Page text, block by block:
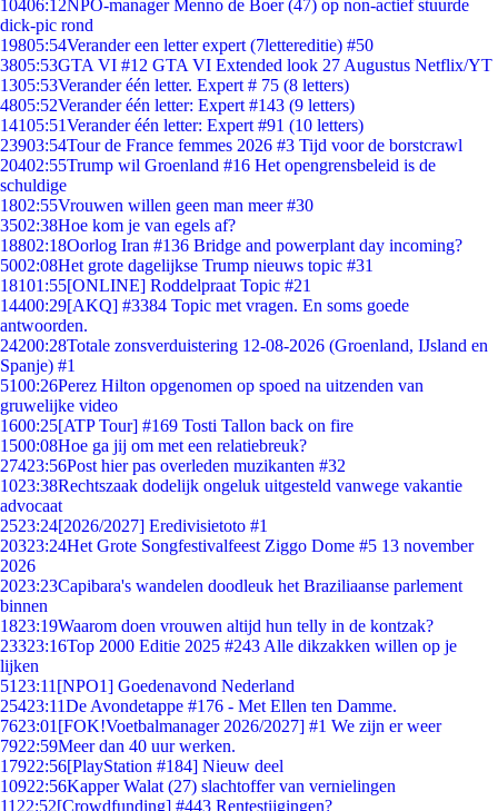
10406:12NPO-manager Menno de Boer (47) op non-actief stuurde
dick-pic rond
19805:54Verander een letter expert (7lettereditie) #50
3805:53GTA VI #12 GTA VI Extended look 27 Augustus Netflix/YT
1305:53Verander één letter. Expert # 75 (8 letters)
4805:52Verander één letter: Expert #143 (9 letters)
14105:51Verander één letter: Expert #91 (10 letters)
23903:54Tour de France femmes 2026 #3 Tijd voor de borstcrawl
20402:55Trump wil Groenland #16 Het opengrensbeleid is de
schuldige
1802:55Vrouwen willen geen man meer #30
3502:38Hoe kom je van egels af?
18802:18Oorlog Iran #136 Bridge and powerplant day incoming?
5002:08Het grote dagelijkse Trump nieuws topic #31
18101:55[ONLINE] Roddelpraat Topic #21
14400:29[AKQ] #3384 Topic met vragen. En soms goede
antwoorden.
24200:28Totale zonsverduistering 12-08-2026 (Groenland, IJsland en
Spanje) #1
5100:26Perez Hilton opgenomen op spoed na uitzenden van
gruwelijke video
1600:25[ATP Tour] #169 Tosti Tallon back on fire
1500:08Hoe ga jij om met een relatiebreuk?
27423:56Post hier pas overleden muzikanten #32
1023:38Rechtszaak dodelijk ongeluk uitgesteld vanwege vakantie
advocaat
2523:24[2026/2027] Eredivisietoto #1
20323:24Het Grote Songfestivalfeest Ziggo Dome #5 13 november
2026
2023:23Capibara's wandelen doodleuk het Braziliaanse parlement
binnen
1823:19Waarom doen vrouwen altijd hun telly in de kontzak?
23323:16Top 2000 Editie 2025 #243 Alle dikzakken willen op je
lijken
51 23:11 [NPO1] Goedenavond Nederland
25423:11De Avondetappe #176 - Met Ellen ten Damme.
7623:01 [FOK!Voetbalmanager 2026/2027] #1 We zijn er weer
7922:59Meer dan 40 uur werken.
17922:56[PlayStation #184] Nieuw deel
10922:56Kapper Walat (27) slachtoffer van vernielingen
11 22:52[Crowdfunding] #443 Rentestijgingen?